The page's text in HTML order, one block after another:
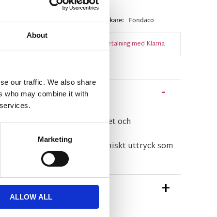
About
our traffic. We also share
who may combine it with
Marketing
ALLOW ALL
Artikelnr 530045-120-87 Tillverkare Fondaco
Enkel betalning med Klarna
yta som ger en diskret och
skapar ett mjukt och harmoniskt uttryck som
klassiska dukningar.